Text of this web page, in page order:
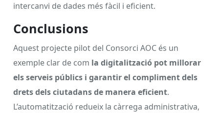
intercanvi de dades més fàcil i eficient.
Conclusions
Aquest projecte pilot del Consorci AOC és un
exemple clar de com la digitalització pot millorar
els serveis públics i garantir el compliment dels
drets dels ciutadans de manera eficient.
L’automatització redueix la càrrega administrativa,